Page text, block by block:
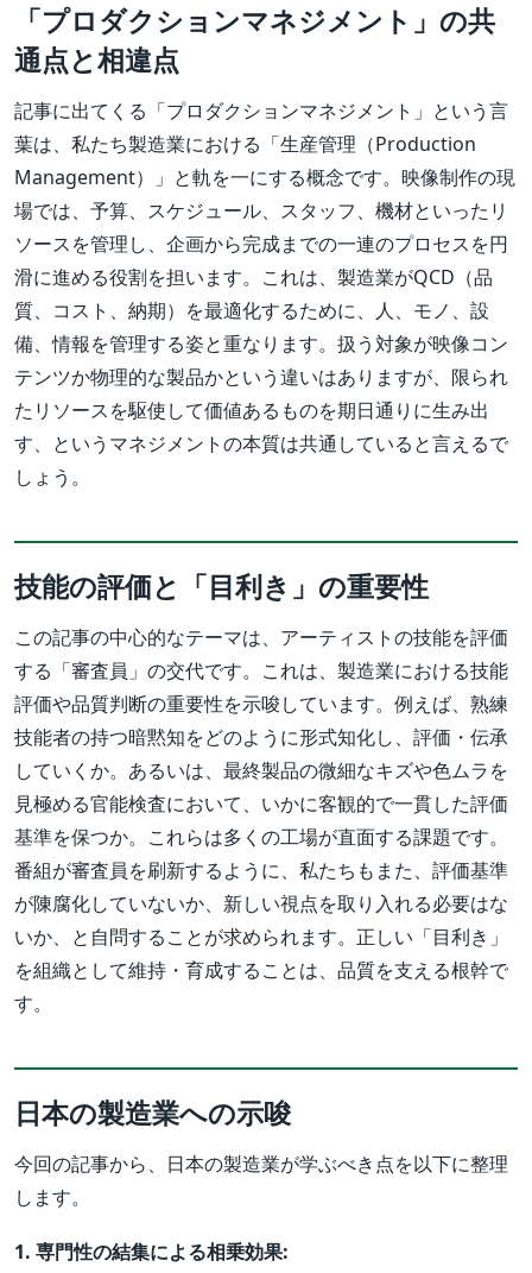
「プロダクションマネジメント」の共
通点と相違点
記事に出てくる「プロダクションマネジメント」という言
葉は、私たち製造業における「生産管理（Production
Management）」と軌を一にする概念です。映像制作の現
場では、予算、スケジュール、スタッフ、機材といったリ
ソースを管理し、企画から完成までの一連のプロセスを円
滑に進める役割を担います。これは、製造業がQCD（品
質、コスト、納期）を最適化するために、人、モノ、設
備、情報を管理する姿と重なります。扱う対象が映像コン
テンツか物理的な製品かという違いはありますが、限られ
たリソースを駆使して価値あるものを期日通りに生み出
す、というマネジメントの本質は共通していると言えるで
しょう。
技能の評価と「目利き」の重要性
この記事の中心的なテーマは、アーティストの技能を評価
する「審査員」の交代です。これは、製造業における技能
評価や品質判断の重要性を示唆しています。例えば、熟練
技能者の持つ暗黙知をどのように形式知化し、評価・伝承
していくか。あるいは、最終製品の微細なキズや色ムラを
見極める官能検査において、いかに客観的で一貫した評価
基準を保つか。これらは多くの工場が直面する課題です。
番組が審査員を刷新するように、私たちもまた、評価基準
が陳腐化していないか、新しい視点を取り入れる必要はな
いか、と自問することが求められます。正しい「目利き」
を組織として維持・育成することは、品質を支える根幹で
す。
日本の製造業への示唆
今回の記事から、日本の製造業が学ぶべき点を以下に整理
します。
1. 専門性の結集による相乗効果: